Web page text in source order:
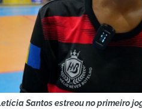
Santos estreou no primeiro